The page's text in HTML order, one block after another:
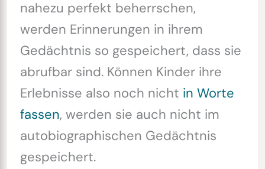
nahezu perfekt beherrschen,
werden Erinnerungen in ihrem
Gedächtnis so gespeichert, dass sie
abrufbar sind. Können Kinder ihre
Erlebnisse also noch nicht in Worte
fassen, werden sie auch nicht im
autobiographischen Gedächtnis
gespeichert.